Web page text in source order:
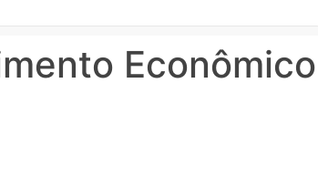
Econômico